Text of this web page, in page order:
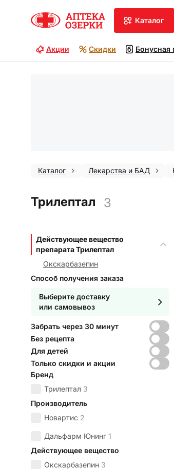
каталог
Акции Скидки Бонусная
Каталог Лекарства и БАД
Трилептал 3
Действующее вещество
препарата Трилептал
Окскарбазепин
Способ получения заказа
Выберите доставку
или самовывоз
Забрать через 30 минут
Без рецепта
Для детей
Только скидки и акции
Бренд
Трилептал 3
Производитель
Новартис 2
Дальфарм Юнинг 1
Действующее вещество
Окскарбазепин 3